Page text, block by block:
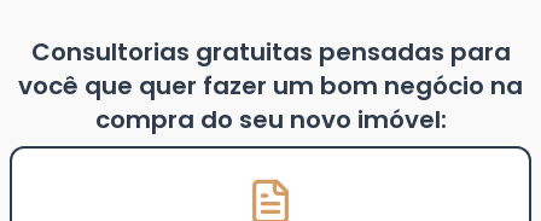
Consultorias gratuitas pensadas para
você que quer fazer um bom negócio na
compra do seu novo imóvel: